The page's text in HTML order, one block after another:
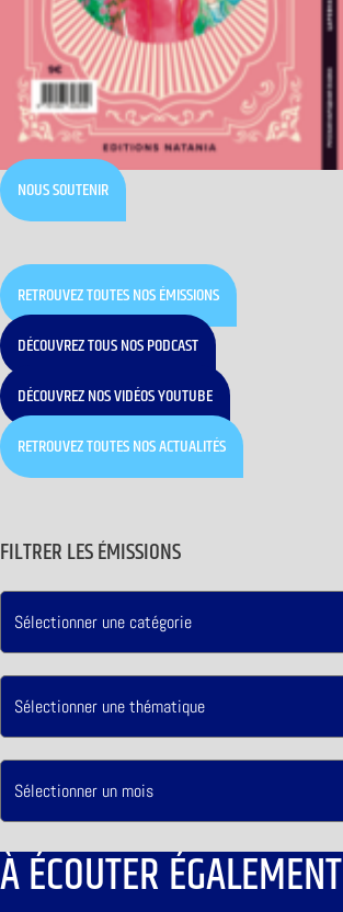
NOUS SOUTENIR
RETROUVEZ TOUTES NOS ÉMISSIONS
DÉCOUVREZ TOUS NOS PODCAST
DÉCOUVREZ NOS VIDÉOS YOUTUBE
RETROUVEZ TOUTES NOS ACTUALITÉS
FILTRER LES ÉMISSIONS
À ÉCOUTER ÉGALEMENT